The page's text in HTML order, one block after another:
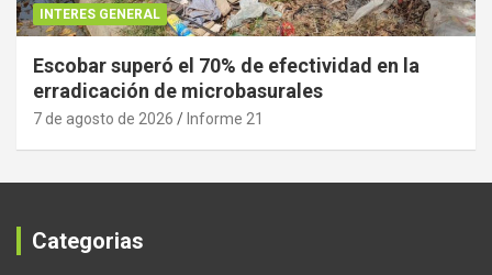
INTERES GENERAL
Escobar superó el 70% de efectividad en la
erradicación de microbasurales
7 de agosto de 2026 Informe 21
Categorias